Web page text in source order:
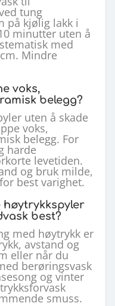
tung
på kjølig lakk i
minutter uten å
med
Mindre
voks,
belegg?
uten å skade
voks,
belegg. For
harde
levetiden.
og bruk milde,
best varighet.
best?
med høytrykk er
avstand og
eller når du
berøringsvask
og vinter
smuss.